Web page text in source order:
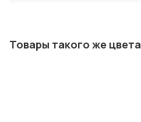
Товары такого же цвета